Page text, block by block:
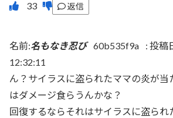
返信
名前:名もなき忍び 60b535f9a : 投稿
12:32:11
ん？サイラスに盗られたママの炎が当
はダメージ食らうんかな？
回復するならそれはサイラスに盗られ